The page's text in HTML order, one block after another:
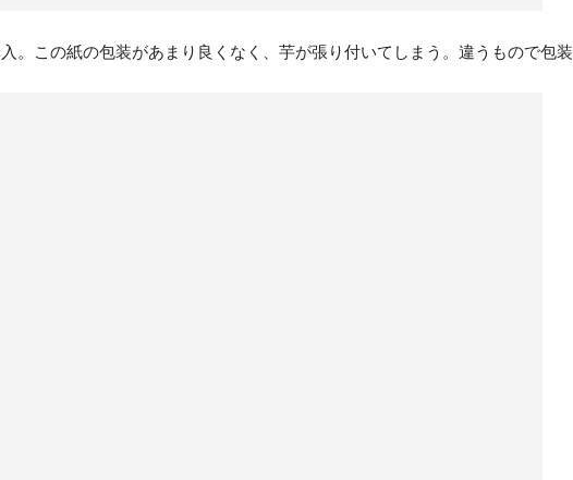
。この紙の包装があまり良くなく、芋が張り付いてしまう。違うもので包装